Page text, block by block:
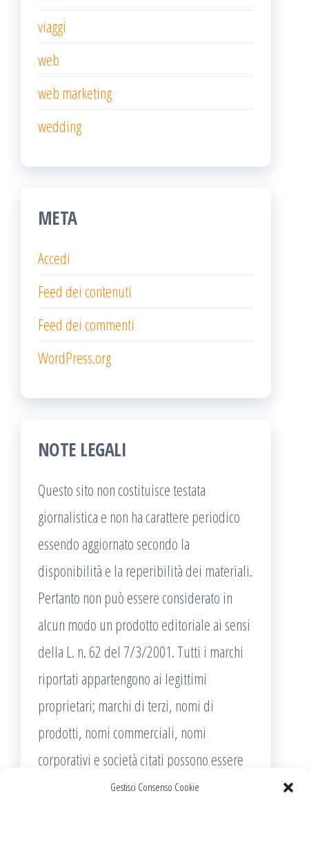
Gestisci Consenso Cookie
viaggi
web
web marketing
wedding
META
Accedi
Feed dei contenuti
Feed dei commenti
WordPress.org
NOTE LEGALI
Questo sito non costituisce testata
giornalistica e non ha carattere periodico
essendo aggiornato secondo la
disponibilità e la reperibilità dei materiali.
Pertanto non può essere considerato in
alcun modo un prodotto editoriale ai sensi
della L. n. 62 del 7/3/2001. Tutti i marchi
riportati appartengono ai legittimi
proprietari; marchi di terzi, nomi di
prodotti, nomi commerciali, nomi
corporativi e società citati possono essere
marchi di proprietà dei rispettivi titolari o